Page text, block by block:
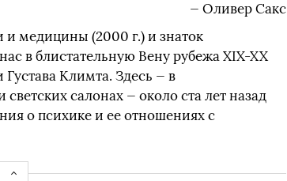
— Оливер Сакс
и медицины (2000 г.) и знаток
в блистательную Вену рубежа XIX-XX
Климта. Здесь — в
салонах — около ста лет назад
о психике и ее отношениях с